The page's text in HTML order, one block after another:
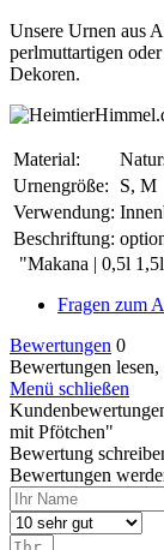
Unsere Urnen aus
perlmuttartigen
Dekoren.
Material:
Urnengröße:
S, M
Verwendung:
Beschriftung:
"Makana | 0,5l
Fragen zum
Bewertungen 0
Bewertungen
Menü schließen
mit Pfötchen"
Bewertung
Bewertungen